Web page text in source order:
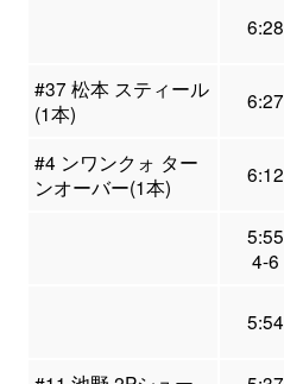
6:28
#37 松本 スティール
(1本)
6:27
#4 ンワンクォ ター
ンオーバー(1本)
6:12
5:55
4-6
5:54